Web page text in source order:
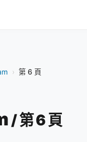
› 第 6 頁
/ 第 6 頁